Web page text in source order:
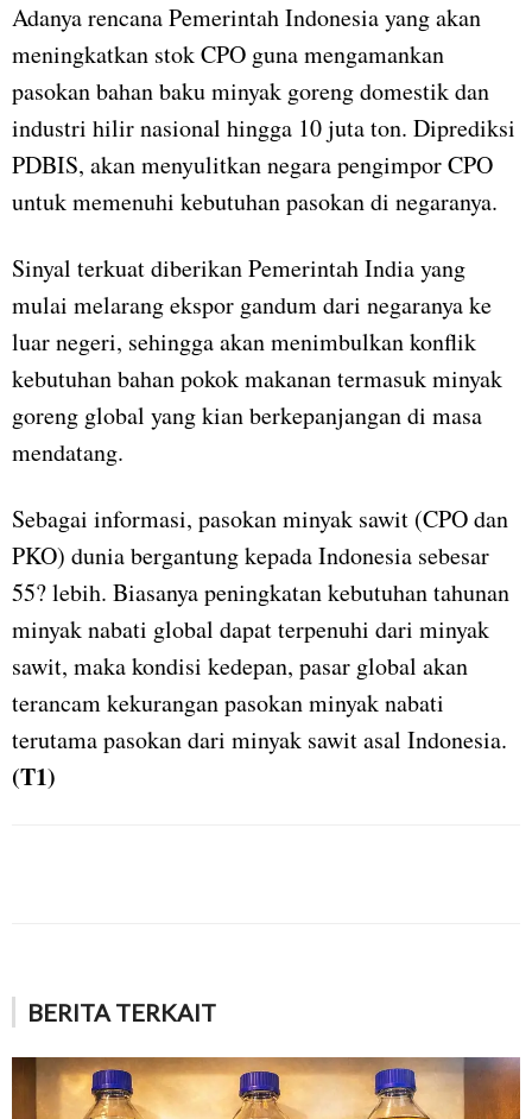
Adanya rencana Pemerintah Indonesia yang akan
meningkatkan stok CPO guna mengamankan
pasokan bahan baku minyak goreng domestik dan
industri hilir nasional hingga 10 juta ton. Diprediksi
PDBIS, akan menyulitkan negara pengimpor CPO
untuk memenuhi kebutuhan pasokan di negaranya.
Sinyal terkuat diberikan Pemerintah India yang
mulai melarang ekspor gandum dari negaranya ke
luar negeri, sehingga akan menimbulkan konflik
kebutuhan bahan pokok makanan termasuk minyak
goreng global yang kian berkepanjangan di masa
mendatang.
Sebagai informasi, pasokan minyak sawit (CPO dan
PKO) dunia bergantung kepada Indonesia sebesar
55? lebih. Biasanya peningkatan kebutuhan tahunan
minyak nabati global dapat terpenuhi dari minyak
sawit, maka kondisi kedepan, pasar global akan
terancam kekurangan pasokan minyak nabati
terutama pasokan dari minyak sawit asal Indonesia.
(T1)
BERITA TERKAIT